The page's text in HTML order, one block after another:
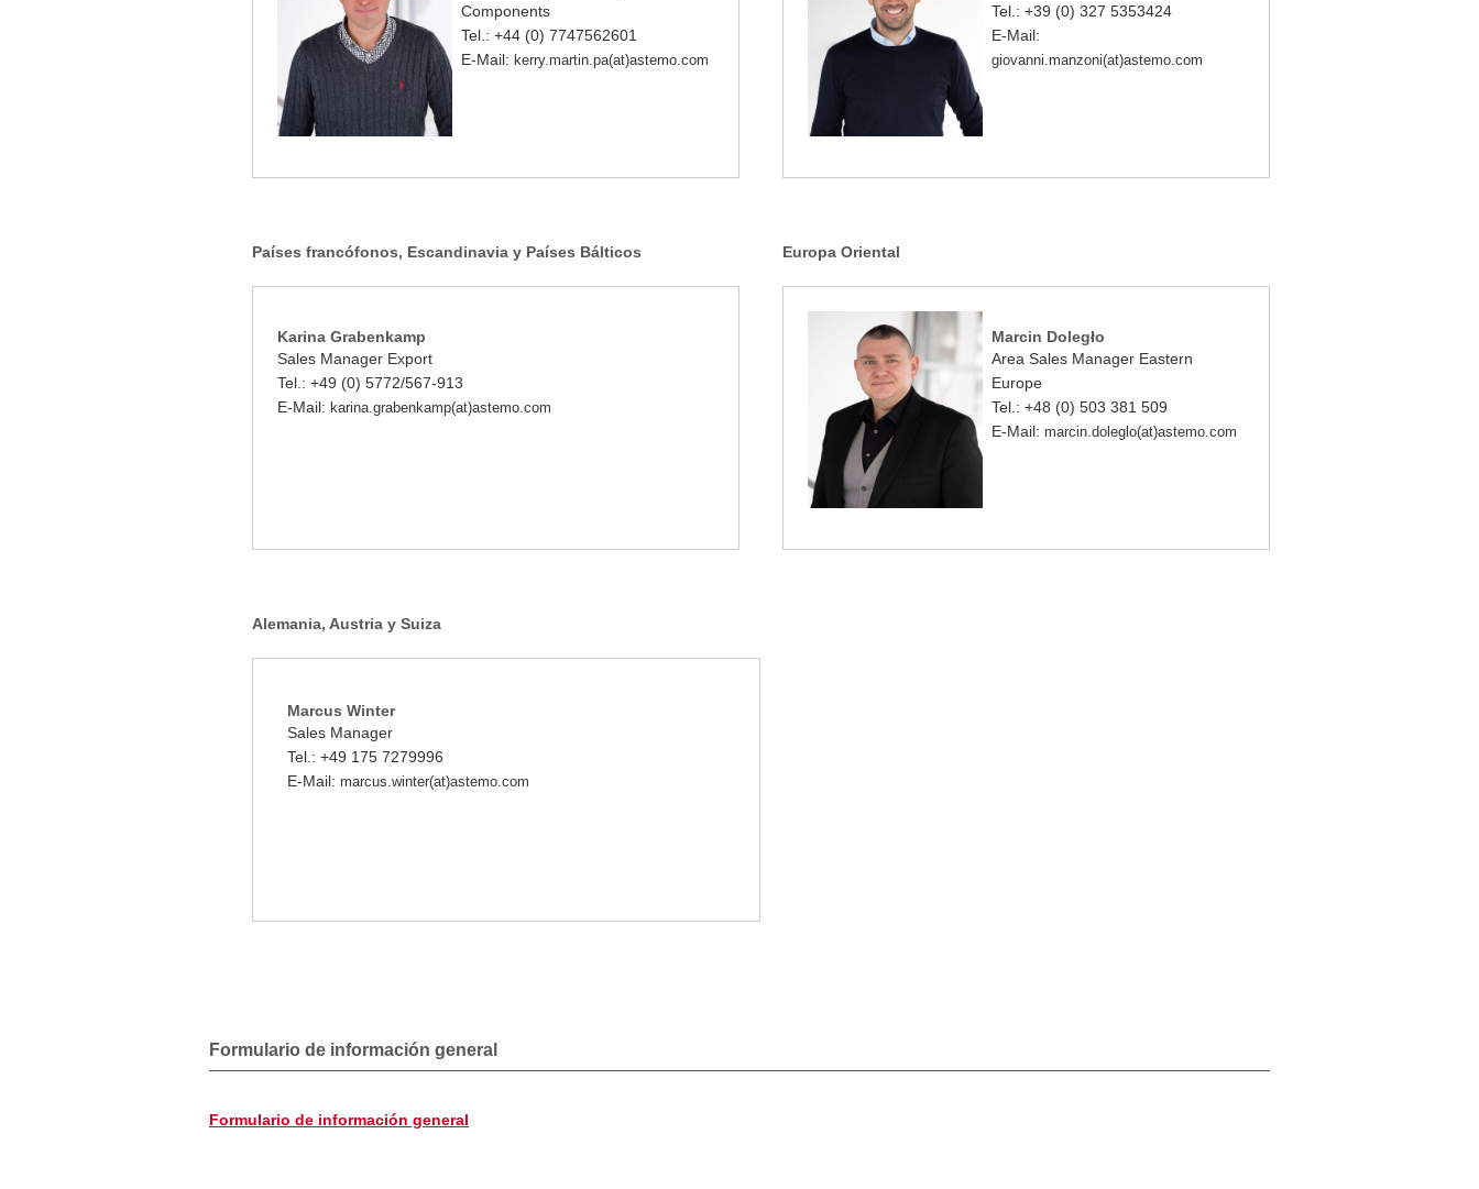
Components
Tel.: +44 (0) 7747562601
E-Mail: kerry.martin.pa(at)astemo.com
Tel.: +39 (0) 327 5353424
E-Mail:
giovanni.manzoni(at)astemo.com
Países francófonos, Escandinavia y Países Bálticos
Karina Grabenkamp
Sales Manager Export
Tel.: +49 (0) 5772/567-913
E-Mail: karina.grabenkamp(at)astemo.com
Europa Oriental
Marcin Doległo
Area Sales Manager Eastern
Europe
Tel.: +48 (0) 503 381 509
E-Mail: marcin.doleglo(at)astemo.com
Alemania, Austria y Suiza
Marcus Winter
Sales Manager
Tel.: +49 175 7279996
E-Mail: marcus.winter(at)astemo.com
Formulario de información general
Formulario de información general